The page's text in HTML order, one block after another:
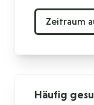
Häufig